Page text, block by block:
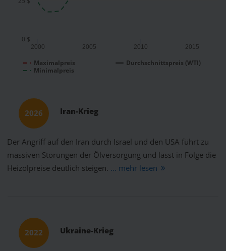
Maximalpreis
Durchschnittspreis (WTI)
Minimalpreis
0 $
2000 2005 2010 2015
2026 Iran-Krieg
Der Angriff auf den Iran durch Israel und den USA führt zu
massiven Störungen der Ölversorgung und lässt in Folge die
Heizölpreise deutlich steigen. ... mehr lesen
2022 Ukraine-Krieg